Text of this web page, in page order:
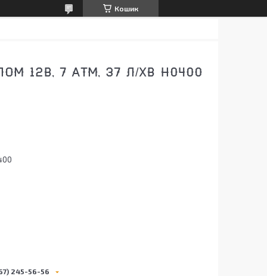
Кошик
12В, 7 АТМ, 37 Л/ХВ H0400
245-56-56